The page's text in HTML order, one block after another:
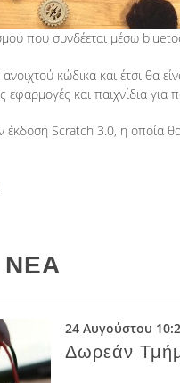
που συνδέεται μέσω
κώδικα και έτσι θα
και παιχνίδια για
Scratch 3.0, η οποία
ΝΕΑ
24 Αυγούστου
Δωρεάν